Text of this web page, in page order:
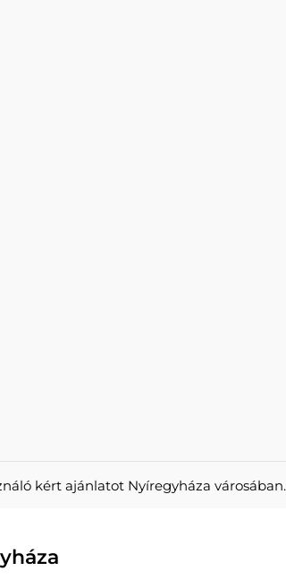
kért ajánlatot Nyíregyháza városában.